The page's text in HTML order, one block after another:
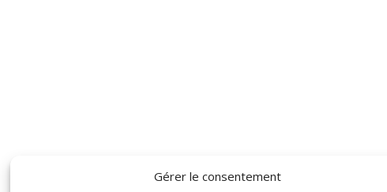
Gérer le consentement